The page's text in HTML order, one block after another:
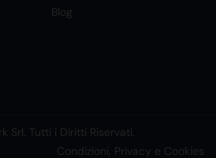
Blog
Srl. Tutti i Diritti Riservati.
Condizioni, Privacy e Cookies